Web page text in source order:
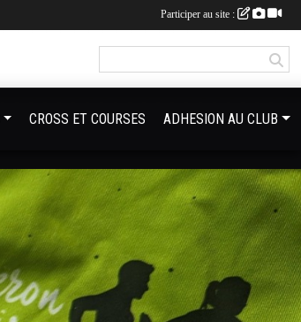
CROSS ET COURSES ADHESION AU CLUB
Participer au site :